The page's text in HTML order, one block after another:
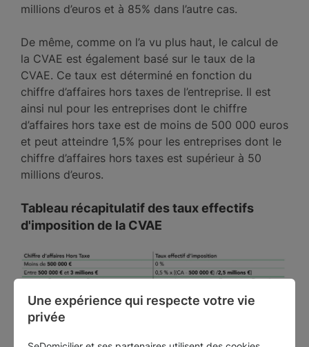
millions d’euros et à 85% dans l’autre cas.
De même, comme on l’a vu plus haut, le calcul de
la CVAE est également basé sur le taux de la
CVAE. Ce taux est déterminé en fonction du
chiffre d’affaires hors taxes de l’entreprise. Il est
ainsi nul pour les entreprises dont le chiffre
d’affaires hors taxe est de moins de 500 000 euros
et peut atteindre 1,5% pour les entreprises dont le
chiffre d’affaires hors taxes est supérieur à 50
millions d’euros.
Tableau récapitulatif des taux effectifs
d'imposition de la CVAE
Une expérience qui respecte votre vie
privée